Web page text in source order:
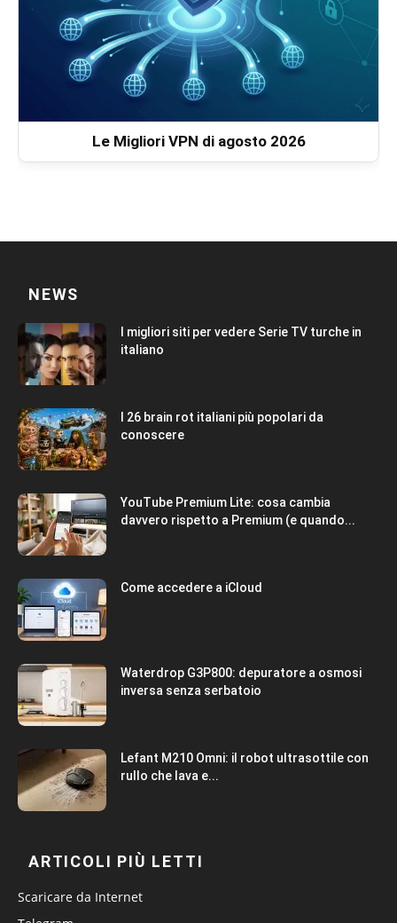
Le Migliori VPN di agosto 2026
NEWS
I migliori siti per vedere Serie TV turche in
italiano
I 26 brain rot italiani più popolari da
conoscere
YouTube Premium Lite: cosa cambia
davvero rispetto a Premium (e quando...
Come accedere a iCloud
Waterdrop G3P800: depuratore a osmosi
inversa senza serbatoio
Lefant M210 Omni: il robot ultrasottile con
rullo che lava e...
ARTICOLI PIÙ LETTI
Scaricare da Internet